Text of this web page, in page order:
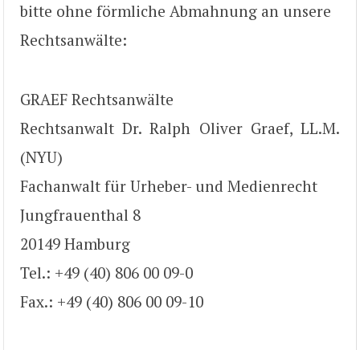
bitte ohne förmliche Abmahnung an unsere
Rechtsanwälte:
GRAEF Rechtsanwälte
Rechtsanwalt Dr. Ralph Oliver Graef, LL.M.
(NYU)
Fachanwalt für Urheber- und Medienrecht
Jungfrauenthal 8
20149 Hamburg
Tel.: +49 (40) 806 00 09-0
Fax.: +49 (40) 806 00 09-10